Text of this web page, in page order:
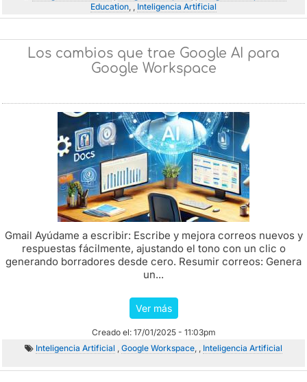
Education, , Inteligencia Artificial
Los cambios que trae Google AI para
Google Workspace
Gmail Ayúdame a escribir: Escribe y mejora correos nuevos y
respuestas fácilmente, ajustando el tono con un clic o
generando borradores desde cero. Resumir correos: Genera
un...
Ver más
Creado el: 17/01/2025 - 11:03pm
Inteligencia Artificial , Google Workspace, , Inteligencia Artificial